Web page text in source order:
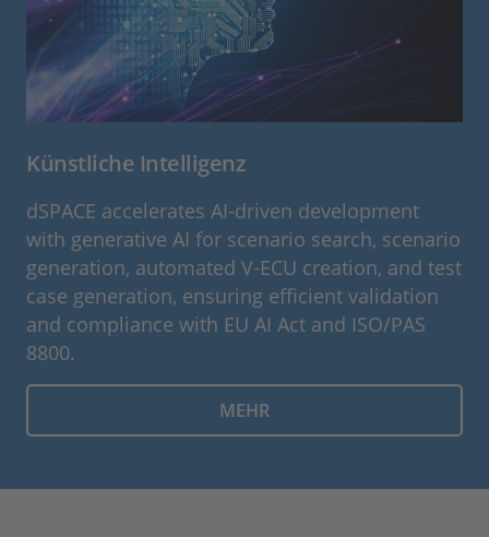
Künstliche Intelligenz
dSPACE accelerates AI-driven development
with generative AI for scenario search, scenario
generation, automated V‑ECU creation, and test
case generation, ensuring efficient validation
and compliance with EU AI Act and ISO/PAS
8800.
MEHR